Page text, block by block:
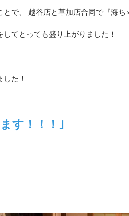
で、 越谷店と草加店合同で『海
てとっても盛り上がりました！
た！
す！！！｣